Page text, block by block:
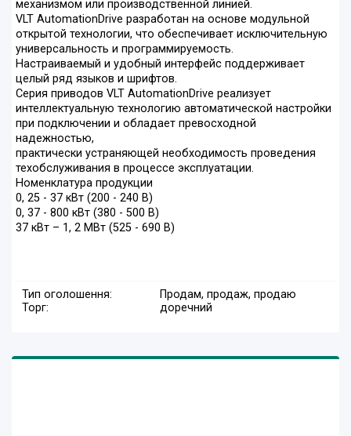
механизмом или производственной линией.
VLT AutomationDrive разработан на основе модульной
открытой технологии, что обеспечивает исключительную
универсальность и программируемость.
Настраиваемый и удобный интерфейс поддерживает
целый ряд языков и шрифтов.
Серия приводов VLT AutomationDrive реализует
интеллектуальную технологию автоматической настройки
при подключении и обладает превосходной
надежностью,
практически устраняющей необходимость проведения
техобслуживания в процессе эксплуатации.
Номенклатура продукции
0, 25 - 37 кВт (200 - 240 В)
0, 37 - 800 кВт (380 - 500 В)
37 кВт – 1, 2 МВт (525 - 690 В)
Тип оголошення:
Продам, продаж, продаю
Торг:
доречний